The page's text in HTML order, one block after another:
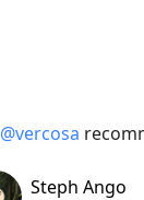
@vercosa
Steph Ango